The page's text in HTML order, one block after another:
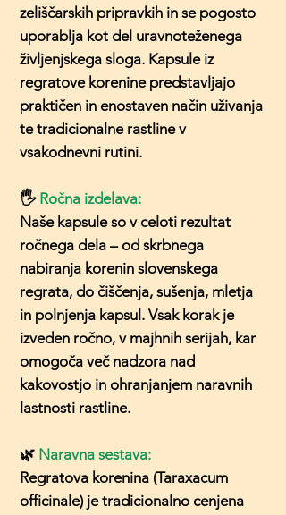
zeliščarskih pripravkih in se pogosto
uporablja kot del uravnoteženega
življenjskega sloga. Kapsule iz
regratove korenine predstavljajo
praktičen in enostaven način uživanja
te tradicionalne rastline v
vsakodnevni rutini.
🖐️Ročna izdelava:
Naše kapsule so v celoti rezultat
ročnega dela – od skrbnega
nabiranja korenin slovenskega
regrata, do čiščenja, sušenja, mletja
in polnjenja kapsul. Vsak korak je
izveden ročno, v majhnih serijah, kar
omogoča več nadzora nad
kakovostjo in ohranjanjem naravnih
lastnosti rastline.
🌿 Naravna sestava:
Regratova korenina (Taraxacum
officinale) je tradicionalno cenjena